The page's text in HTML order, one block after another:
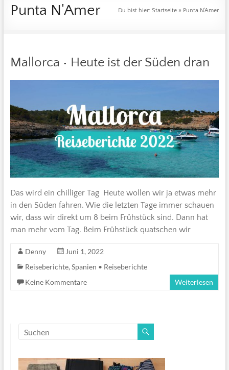
Punta N'Amer Du bist hier:Startseite » Punta N'Amer
Mallorca • Heute ist der Süden dran
Das wird ein chilliger Tag Heute wollen wir ja etwas mehr
in den Süden fahren. Wie die letzten Tage immer schauen
wir, dass wir direkt um 8 beim Frühstück sind. Dann hat
man mehr vom Tag. Beim Frühstück quatschen wir
Denny
Juni 1, 2022
Reiseberichte, Spanien • Reiseberichte
Keine Kommentare
Weiterlesen